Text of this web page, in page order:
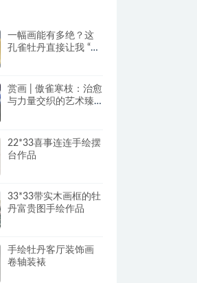
一幅画能有多绝？这
孔雀牡丹直接让我 “哇
赏画 | 傲雀寒枝：治愈
与力量交织的艺术臻
22*33喜事连连手绘摆
台作品
33*33带实木画框的牡
丹富贵图手绘作品
手绘牡丹客厅装饰画
卷轴装裱